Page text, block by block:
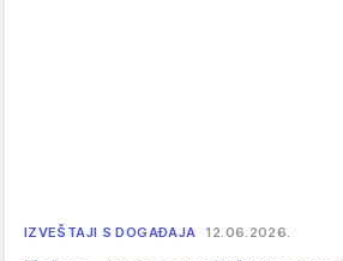
IZVEŠTAJI S DOGAĐAJA 12.06.2026.